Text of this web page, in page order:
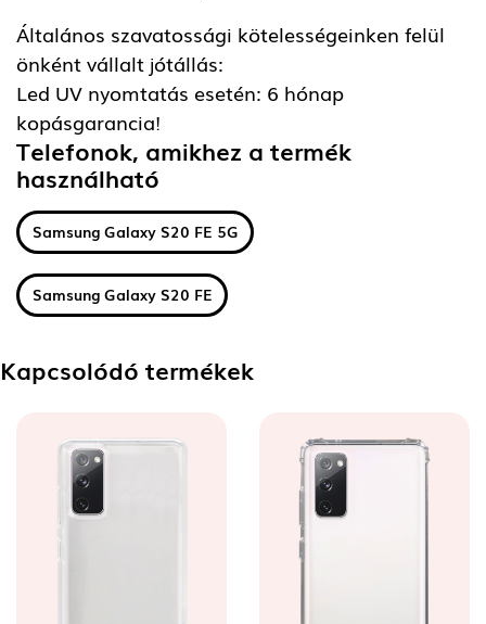
Általános szavatossági kötelességeinken felül
önként vállalt jótállás:
Led UV nyomtatás esetén: 6 hónap
kopásgarancia!
Telefonok, amikhez a termék
használható
Samsung Galaxy S20 FE 5G
Samsung Galaxy S20 FE
Kapcsolódó termékek